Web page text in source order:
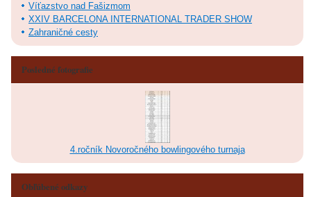
Víťazstvo nad Fašizmom
XXIV BARCELONA INTERNATIONAL TRADER SHOW
Zahraničné cesty
Posledné fotografie
4.ročník Novoročného bowlingového turnaja
Obľúbené odkazy